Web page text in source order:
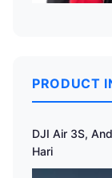
PRODUCT
DJI Air 3S,
Hari